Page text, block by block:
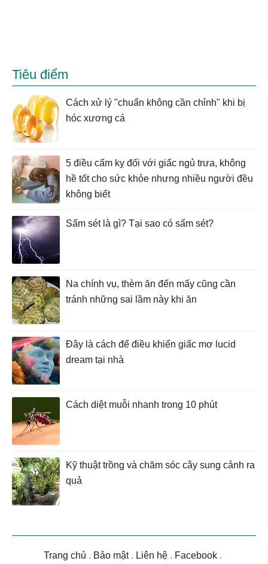
Tiêu điểm
Cách xử lý "chuẩn không cần chỉnh" khi bị
hóc xương cá
5 điều cấm kỵ đối với giấc ngủ trưa, không
hề tốt cho sức khỏe nhưng nhiều người đều
không biết
Sấm sét là gì? Tại sao có sấm sét?
Na chính vụ, thèm ăn đến mấy cũng cần
tránh những sai lầm này khi ăn
Đây là cách để điều khiển giấc mơ lucid
dream tại nhà
Cách diệt muỗi nhanh trong 10 phút
Kỹ thuật trồng và chăm sóc cây sung cảnh ra
quả
Trang chủ . Bảo mật. Liên hệ . Facebook .